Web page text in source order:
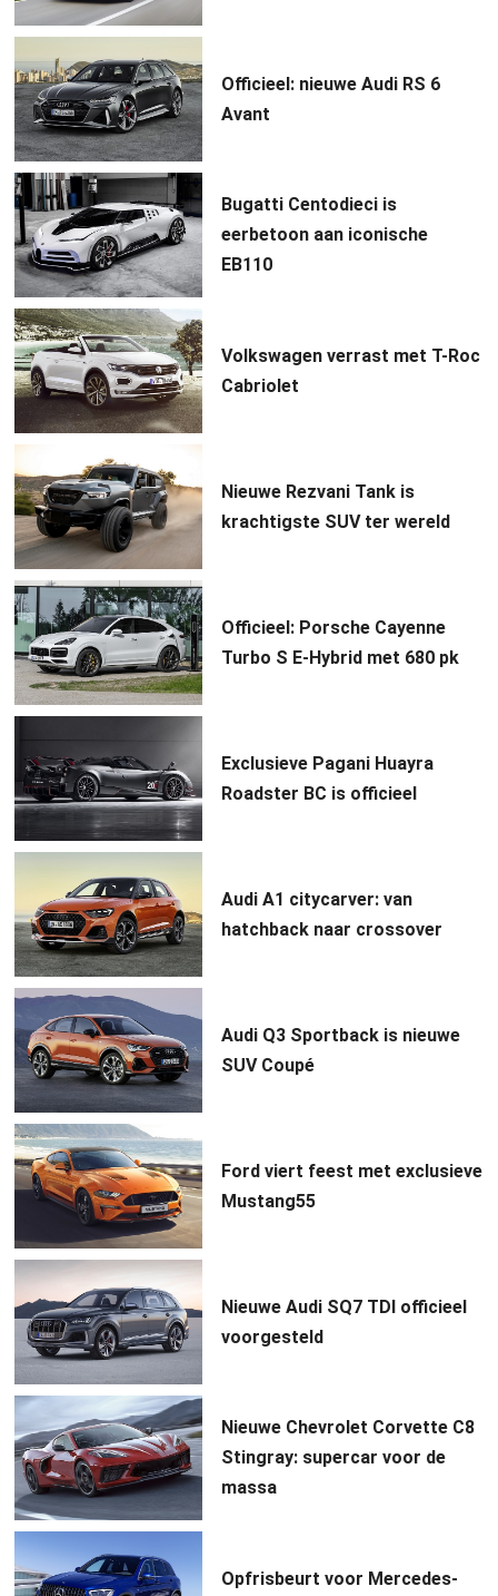
Officieel: nieuwe Audi RS 6
Avant
Bugatti Centodieci is
eerbetoon aan iconische
EB110
Volkswagen verrast met T-Roc
Cabriolet
Nieuwe Rezvani Tank is
krachtigste SUV ter wereld
Officieel: Porsche Cayenne
Turbo S E-Hybrid met 680 pk
Exclusieve Pagani Huayra
Roadster BC is officieel
Audi A1 citycarver: van
hatchback naar crossover
Audi Q3 Sportback is nieuwe
SUV Coupé
Ford viert feest met exclusieve
Mustang55
Nieuwe Audi SQ7 TDI officieel
voorgesteld
Nieuwe Chevrolet Corvette C8
Stingray: supercar voor de
massa
Opfrisbeurt voor Mercedes-